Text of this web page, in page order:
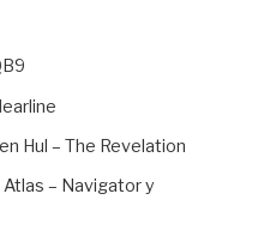
Hul – The Revelation
– Navigator y